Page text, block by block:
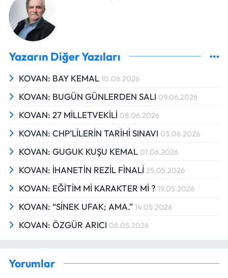
Yazarın Diğer Yazıları
KOVAN: BAY KEMAL 10.06.2026
KOVAN: BUGÜN GÜNLERDEN SALI 09.06.2026
KOVAN: 27 MİLLETVEKİLİ 08.06.2026
KOVAN: CHP’LİLERİN TARİHİ SINAVI 03.06.2026
KOVAN: GUGUK KUŞU KEMAL 01.06.2026
KOVAN: İHANETİN REZİL FİNALİ 25.05.2026
KOVAN: EĞİTİM Mİ KARAKTER Mİ ? 19.05.2026
KOVAN: “SİNEK UFAK; AMA.” 14.05.2026
KOVAN: ÖZGÜR ARICI 08.05.2026
Yorumlar